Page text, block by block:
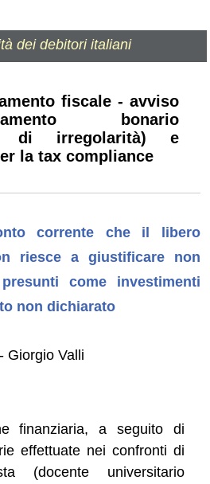
dei debitori italiani
fiscale - avviso
bonario
di irregolarità) e
la tax compliance
corrente che il libero
riesce a giustificare non
come investimenti
non dichiarato
Giorgio Valli
finanziaria, a seguito di
effettuate nei confronti di
(docente universitario